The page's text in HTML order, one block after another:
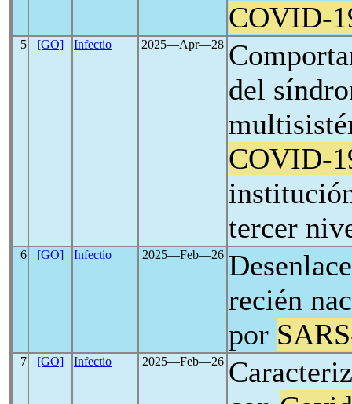
COVID-
5 [GO] Infectio 2025―Apr―28
del
COVID-
tercer
6 [GO] Infectio 2025―Feb―26
recién
por
7 [GO] Infectio 2025―Feb―26